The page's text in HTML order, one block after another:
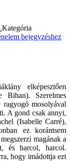
Kategória
bejegyzéshez
elképesztően
Bihan). Szerelmes
ragyogó mosolyával
A gond csak annyi,
(Isabelle Carré),
ez korántsem
magának a
és harcol, harcol.
hogy imádottja ezt